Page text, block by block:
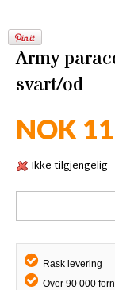
Army
svart/od
NOK
Ikke tilgjengelig
Rask levering
Over 90 000